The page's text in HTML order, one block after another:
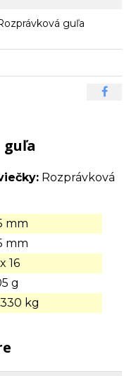
guľa
guľa
Rozprávková
mm
mm
16
g
kg